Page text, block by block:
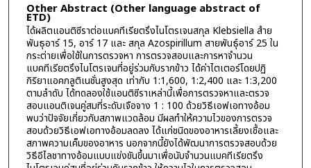
Other Abstract (Other language abstract of
ETD)
ได้ผลิตแอนติซีราต่อแบคทีเรียตรึงไนโตรเจนสกุล Klebsiella สำย
พันธุอาร์ 15, อาร์ 17 และ สกุล Azospirillum สายพันธุ์อาร์ 25 ใน
กระต่ายเพื่อใช้ในการตรวจหา การตรวจสอบและการหาจำนวน
แบคทีเรียตรึงไนโตรเจนที่อยู่ร่วมกับรากข้าว ได้ค่าไตเตอร์โดยปฏิ
กิริยาแอคกลูติเนชั่นสูงสุด เท่ากับ 1:1,600, 1:2,400 และ 1:3,200
ตามลำดับ ได้ทดลองใช้แอนติซีราเหล่านี้เพื่อการตรวจหาและตรวจ
สอบแอนติเจนคู่สมที่ระดับเจือจาง 1 : 100 ด้วยวิธีเอฟเอทางอ้อม
พบว่าปัจจัยเกี่ยวกับสภาพแวดล้อม มีผลทำให้ความไวของการตรวจ
สอบด้วยวิธีเอฟเอทางอ้อมลดลง ได้แก่ชนิดของอาหารเลี้ยงเชื้อและ
สภาพความเค็มของอาหาร นอกจากนี้ยังได้พัฒนาการตรวจสอบด้วย
วิธีอีไลชาทางอ้อมแบบแข่งขันขึ้นมาเพื่อนับจำนวนแบคทีเรียตรึง